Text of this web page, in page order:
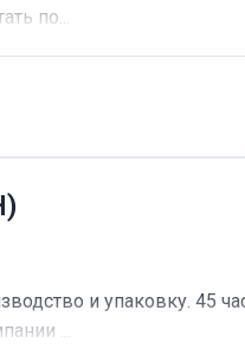
по...
и упаковку. 45 час
...